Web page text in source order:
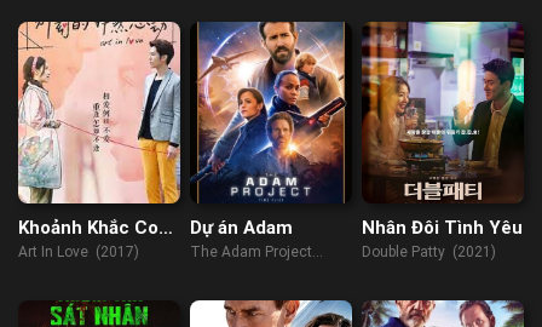
Khoảnh Khắc Con
Tim Rung Động
Art In Love (2017)
Dự án Adam
The Adam Project
Nhân Đôi Tình Yêu
Double Patty (2021)